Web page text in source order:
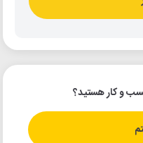
و کار هستید؟